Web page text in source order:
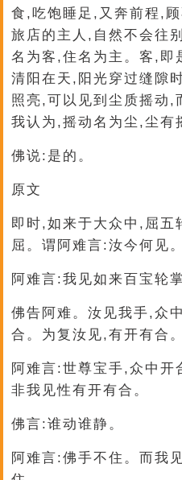
食,吃饱睡足,又奔前程,
旅店的主人,自然不会往
名为客,住名为主。客,即
清阳在天,阳光穿过缝隙
照亮,可以见到尘质摇动,
我认为,摇动名为尘,尘有
佛说:是的。
原文
即时,如来于大众中,屈五
屈。谓阿难言:汝今何见。
阿难言:我见如来百宝轮
佛告阿难。汝见我手,众
合。为复汝见,有开有合。
阿难言:世尊宝手,众中开
非我见性有开有合。
佛言:谁动谁静。
阿难言:佛手不住。而我